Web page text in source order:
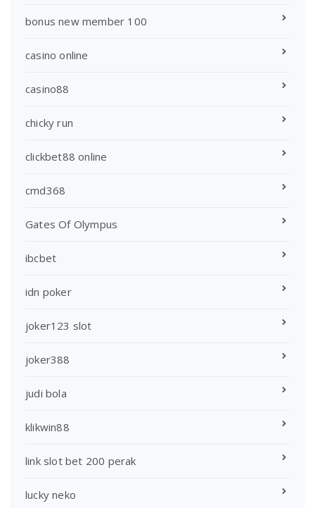
bonus new member 100
casino online
casino88
chicky run
clickbet88 online
cmd368
Gates Of Olympus
ibcbet
idn poker
joker123 slot
joker388
judi bola
klikwin88
link slot bet 200 perak
lucky neko